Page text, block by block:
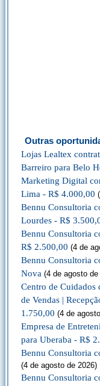
Outras
Lojas Lealtex
Barreiro para Belo
Marketing Digital
Lima - R$ 4.000,00
Bennu Consultoria
Lourdes - R$
Bennu Consultoria
R$ 2.500,00 (4 de
Bennu Consultoria
Nova (4 de agosto de
Centro de Cuidados
de Vendas |
1.750,00 (4 de
Empresa de
para Uberaba - R$
Bennu Consultoria
(4 de agosto de 2026)
Bennu Consultoria